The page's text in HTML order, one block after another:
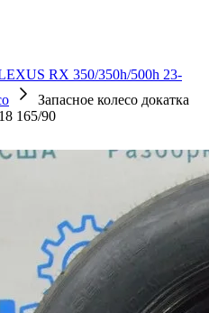
RX 350/350h/500h 23-
Запасное колесо докатка
165/90